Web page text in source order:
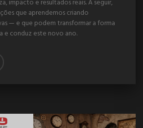
impacto e resultados reais. A seguir,
que aprendemos criando
— e que podem transformar a forma
e conduz este novo ano.